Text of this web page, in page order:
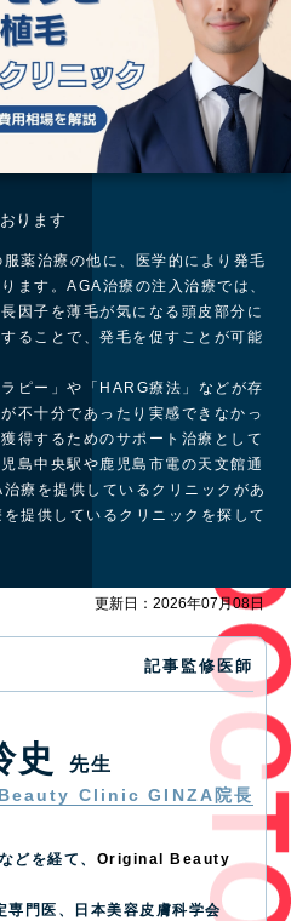
ります
薬治療の他に、医学的により発毛
ます。AGA治療の注入治療では、
因子を薄毛が気になる頭皮部分に
ることで、発毛を促すことが可能
ピー」や「HARG療法」などが存
不十分であったり実感できなかっ
得するためのサポート治療として
島中央駅や鹿児島市電の天文館通
療を提供しているクリニックがあ
提供しているクリニックを探して
更新日：2026年07月08日
記事監修医師
史 先生
Clinic GINZA院長
どを経て、 Original Beauty
門医、日本美容皮膚科学会